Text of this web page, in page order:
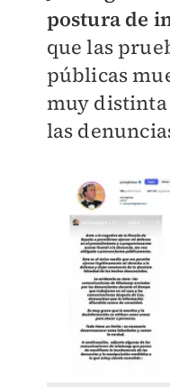
postura de
que las
públicas
muy distinta
las